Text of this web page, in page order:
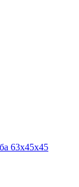
63х45х45